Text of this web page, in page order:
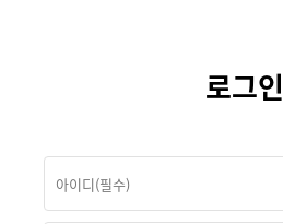
로그인